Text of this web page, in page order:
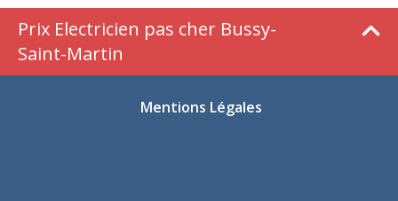
Prix Electricien pas cher Bussy-
Saint-Martin
Mentions Légales